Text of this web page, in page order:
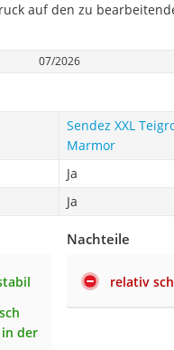
auf den zu
07/2026
Sendez XXL
Marmor
Ja
Ja
der
Nachteile
relativ